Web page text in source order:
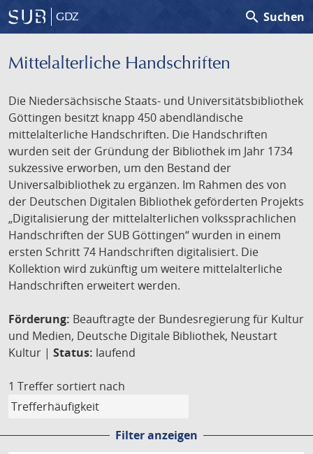
GDZ search Suchen
Mittelalterliche Handschriften
Die Niedersächsische Staats- und Universitätsbibliothek
Göttingen besitzt knapp 450 abendländische
mittelalterliche Handschriften. Die Handschriften
wurden seit der Gründung der Bibliothek im Jahr 1734
sukzessive erworben, um den Bestand der
Universalbibliothek zu ergänzen. Im Rahmen des von
der Deutschen Digitalen Bibliothek geförderten Projekts
„Digitalisierung der mittelalterlichen volkssprachlichen
Handschriften der SUB Göttingen“ wurden in einem
ersten Schritt 74 Handschriften digitalisiert. Die
Kollektion wird zukünftig um weitere mittelalterliche
Handschriften erweitert werden.
Förderung: Beauftragte der Bundesregierung für Kultur
und Medien, Deutsche Digitale Bibliothek, Neustart
Kultur | Status: laufend
1 Treffer sortiert nach
Filter anzeigen